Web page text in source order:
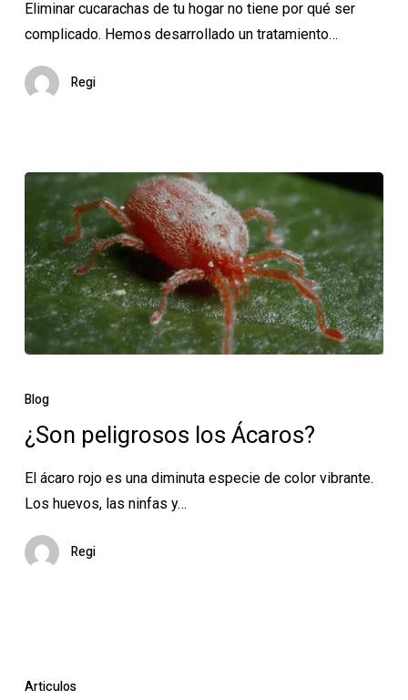
hogar
de
manera
definitiva
Eliminar cucarachas de tu hogar no tiene por qué ser
complicado. Hemos desarrollado un tratamiento…
Regi
peligrosos
Ácaros?
Blog
¿Son peligrosos los Ácaros?
El ácaro rojo es una diminuta especie de color vibrante.
Los huevos, las ninfas y…
Regi
que
Articulos